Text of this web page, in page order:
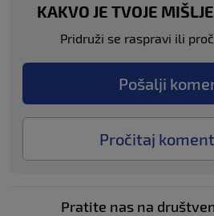
KAKVO JE TVOJE
Pridruži se raspravi ili
Pošalji
Pročitaj
Pratite nas na